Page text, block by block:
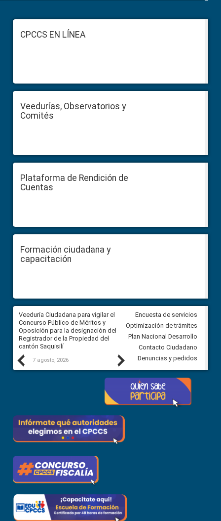
FooterCPCCS EN LÍNEA
Veedurías, Observatorios y
Comités
Plataforma de Rendición de
Cuentas
Formación ciudadana y
capacitación
Previous
Veeduría Ciudadana para vigilar el
Concurso Público de Méritos y
Oposición para la designación del
Registrador de la Propiedad del
cantón Saquisilí
7 agosto, 2026
Veeduría Ciudadana para
construcción del asfaltado de
Ballenita del cantón Santa
7 agosto, 2026
Next
Encuesta de servicios
Optimización de trámites
Plan Nacional Desarrollo
Contacto Ciudadano
Denuncias y pedidos